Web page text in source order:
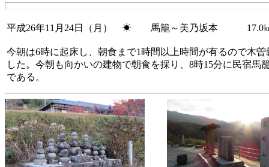
平成26年11月24日（月） ☀ 馬籠～美乃坂本 17.0
今朝は6時に起床し、朝食まで1時間以上時間が有るので木
した。今朝も向かいの建物で朝食を採り、8時15分に民宿
である。